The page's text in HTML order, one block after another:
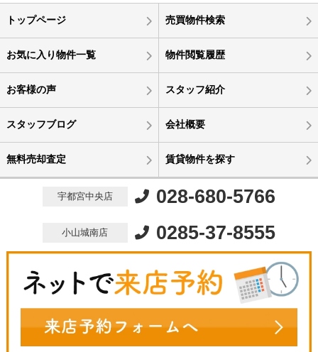
トップページ 売買物件検索
お気に入り物件一覧 物件閲覧履歴
お客様の声 スタッフ紹介
スタッフブログ 会社概要
無料売却査定 賃貸物件を探す
宇都宮中央店 028-680-5766
小山城南店 0285-37-8555